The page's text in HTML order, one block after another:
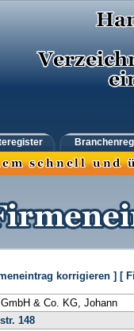
korrigieren ] [
& Co. KG, Johann
148